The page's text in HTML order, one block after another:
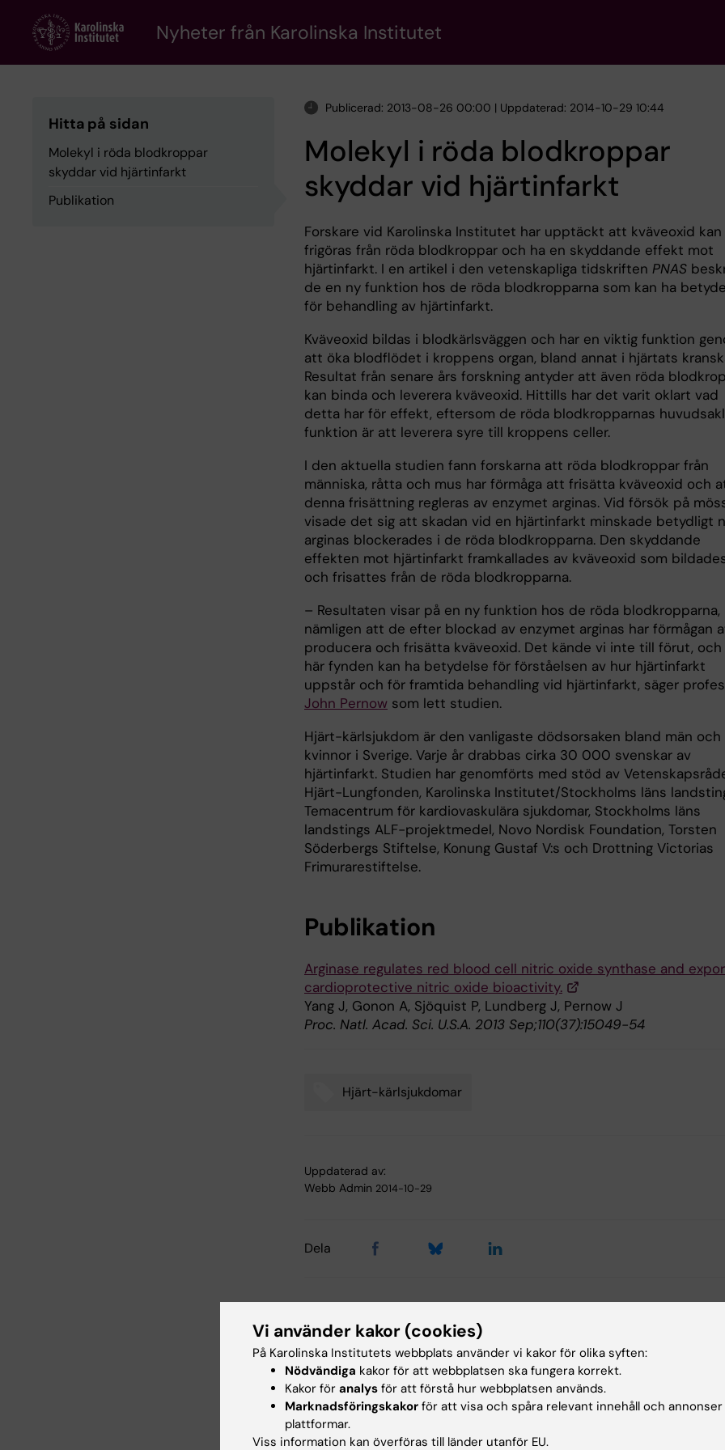
content
Nyheter från Karolinska Institutet
Hitta på sidan
Molekyl i röda blodkroppar
skyddar vid hjärtinfarkt
Publikation
Publicerad: 2013-08-26 00:00 | Uppdaterad: 2014-10-29 10:44
Molekyl i röda blodkroppar
skyddar vid hjärtinfarkt
Forskare vid Karolinska Institutet har upptäckt att kväveoxid kan
frigöras från röda blodkroppar och ha en skyddande effekt mot
hjärtinfarkt. I en artikel i den vetenskapliga tidskriften PNAS
de en ny funktion hos de röda blodkropparna som kan ha
för behandling av hjärtinfarkt.
Kväveoxid bildas i blodkärlsväggen och har en viktig funktion
att öka blodflödet i kroppens organ, bland annat i hjärtats
Resultat från senare års forskning antyder att även röda
kan binda och leverera kväveoxid. Hittills har det varit oklart vad
detta har för effekt, eftersom de röda blodkropparnas
funktion är att leverera syre till kroppens celler.
I den aktuella studien fann forskarna att röda blodkroppar från
människa, råtta och mus har förmåga att frisätta kväveoxid och
denna frisättning regleras av enzymet arginas. Vid försök på
visade det sig att skadan vid en hjärtinfarkt minskade betydligt
arginas blockerades i de röda blodkropparna. Den skyddande
effekten mot hjärtinfarkt framkallades av kväveoxid som
och frisattes från de röda blodkropparna.
– Resultaten visar på en ny funktion hos de röda blodkropparna,
nämligen att de efter blockad av enzymet arginas har förmågan
producera och frisätta kväveoxid. Det kände vi inte till förut, och
här fynden kan ha betydelse för förståelsen av hur hjärtinfarkt
uppstår och för framtida behandling vid hjärtinfarkt, säger
John Pernow som lett studien.
Hjärt-kärlsjukdom är den vanligaste dödsorsaken bland män och
kvinnor i Sverige. Varje år drabbas cirka 30 000 svenskar av
hjärtinfarkt. Studien har genomförts med stöd av
Hjärt-Lungfonden, Karolinska Institutet/Stockholms läns
Temacentrum för kardiovaskulära sjukdomar, Stockholms läns
landstings ALF-projektmedel, Novo Nordisk Foundation, Torsten
Söderbergs Stiftelse, Konung Gustaf V:s och Drottning Victorias
Frimurarestiftelse.
Publikation
Arginase regulates red blood cell nitric oxide synthase and
cardioprotective nitric oxide bioactivity.
Yang J, Gonon A, Sjöquist P, Lundberg J, Pernow J
Proc. Natl. Acad. Sci. U.S.A. 2013 Sep;110(37):15049-54
Hjärt-kärlsjukdomar
Uppdaterad av:
Webb Admin 2014-10-29
Dela
Relaterade artiklar
Vi använder kakor (cookies)
På Karolinska Institutets webbplats använder vi kakor för olika syften:
Nödvändiga kakor för att webbplatsen ska fungera korrekt.
Kakor för analys för att förstå hur webbplatsen används.
Marknadsföringskakor för att visa och spåra relevant innehåll och
plattformar.
Viss information kan överföras till länder utanför EU.